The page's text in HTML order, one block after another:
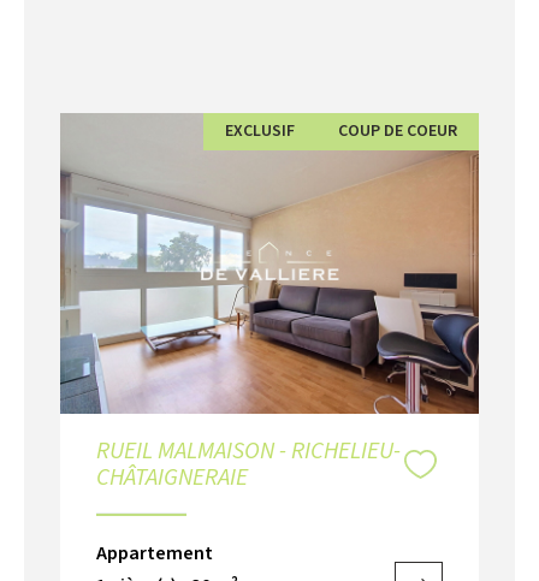
EXCLUSIF COUP DE COEUR
RUEIL MALMAISON - RICHELIEU-
CHÂTAIGNERAIE
Appartement